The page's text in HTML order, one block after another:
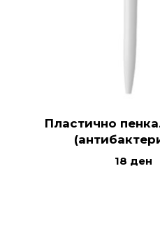
Пластично
18 ден